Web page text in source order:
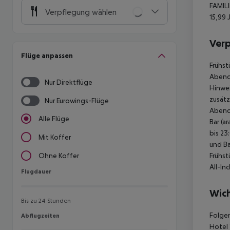
Verpflegung wählen
Flüge anpassen
Nur Direktflüge
Nur Eurowings-Flüge
Alle Flüge
Mit Koffer
Ohne Koffer
Flugdauer
Flugdauer
Bis zu 24 Stunden
Abflugzeiten
Abflugzeiten
15,99
Bar
bis
und
All-
Hotel